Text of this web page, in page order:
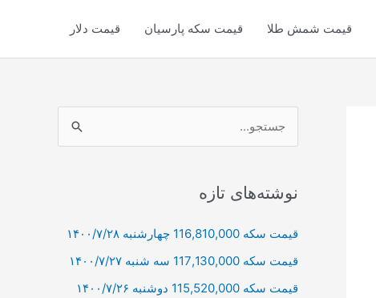
قیمت شمش طلا قیمت سکه پارسیان قیمت دلار
ج
ب
ر
ا
نوشته‌های تازه
قیمت سکه 116,810,000 چهارشنبه ۱۴۰۰/۷/۲۸
قیمت سکه 117,130,000 سه شنبه ۱۴۰۰/۷/۲۷
قیمت سکه 115,520,000 دوشنبه ۱۴۰۰/۷/۲۶